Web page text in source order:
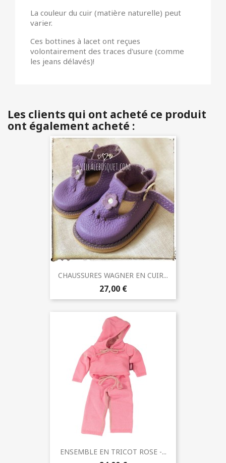
La couleur du cuir (matière naturelle) peut
varier.
Ces bottines à lacet ont reçues
volontairement des traces d'usure (comme
les jeans délavés)!
Les clients qui ont acheté ce produit
ont également acheté :
CHAUSSURES WAGNER EN CUIR...
27,00 €
ENSEMBLE EN TRICOT ROSE -...